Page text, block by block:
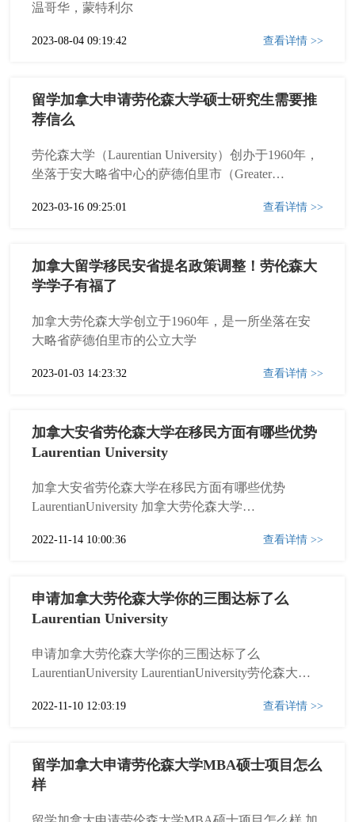
温哥华，蒙特利尔
2023-08-04 09:19:42 查看详情 >>
留学加拿大申请劳伦森大学硕士研究生需要推
荐信么
劳伦森大学（Laurentian University）创办于1960年，
坐落于安大略省中心的萨德伯里市（Greater
2023-03-16 09:25:01 查看详情 >>
加拿大留学移民安省提名政策调整！劳伦森大
学学子有福了
加拿大劳伦森大学创立于1960年，是一所坐落在安
大略省萨德伯里市的公立大学
2023-01-03 14:23:32 查看详情 >>
加拿大安省劳伦森大学在移民方面有哪些优势
Laurentian University
加拿大安省劳伦森大学在移民方面有哪些优势
LaurentianUniversity 加拿大劳伦森大学
在安大略省萨德伯里市的公立大学。大学共开设106
2022-11-14 10:00:36 查看详情 >>
申请加拿大劳伦森大学你的三围达标了么
Laurentian University
申请加拿大劳伦森大学你的三围达标了么
LaurentianUniversity LaurentianUniversity劳伦森大学
（GreaterSudbury)，是由加拿大安大略省教育厅批准
2022-11-10 12:03:19 查看详情 >>
留学加拿大申请劳伦森大学MBA硕士项目怎么
样